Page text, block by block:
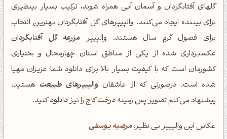
گلهای آفتابگردان و آسمان آبی همراه شوند، ترکیب بسیار بینظیری
برای بیننده ایجاد می‌کنند. والپیپرهای گل آفتابگردان بهترین انتخاب
برای فصول گرم سال هستند. والپیپر مزرعه گل آفتابگردان
عکسبرداری شده از یکی از مناطق استان چهارمحال و بختیاری
کشورمان است که با کیفیت بسیار بالا برای دانلود شما عزیزان مهیا
شده است. درصورتی که از عاشقان والپیپرهای طبیعت هستید،
پیشنهاد می‌کنم تصویر پس زمینهدرخت کاجرا نیزدانلودکنید.
عکاس این والپیپر بی نظیر: مرضیه یوسفی